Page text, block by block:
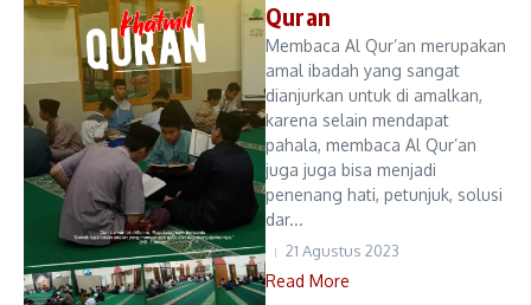
Quran
Membaca Al Qur’an merupakan
amal ibadah yang sangat
dianjurkan untuk di amalkan,
karena selain mendapat
pahala, membaca Al Qur’an
juga juga bisa menjadi
penenang hati, petunjuk, solusi
dar...
21 Agustus 2023
Read More